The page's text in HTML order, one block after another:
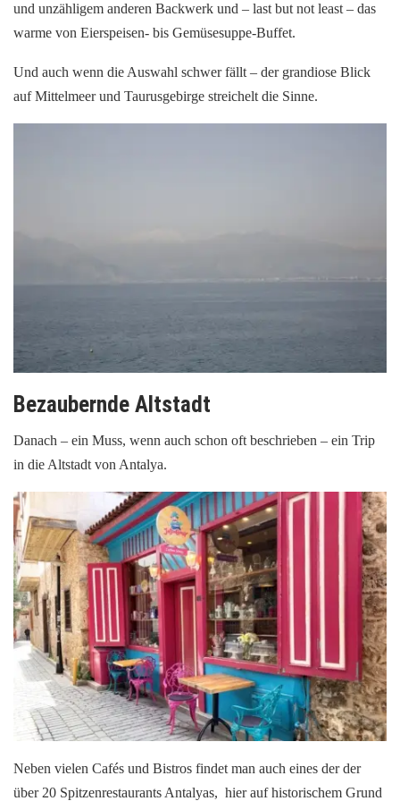
und unzähligem anderen Backwerk und – last but not least – das
warme von Eierspeisen- bis Gemüsesuppe-Buffet.
Und auch wenn die Auswahl schwer fällt – der grandiose Blick
auf Mittelmeer und Taurusgebirge streichelt die Sinne.
Bezaubernde Altstadt
Danach – ein Muss, wenn auch schon oft beschrieben – ein Trip
in die Altstadt von Antalya.
Neben vielen Cafés und Bistros findet man auch eines der der
über 20 Spitzenrestaurants Antalyas, hier auf historischem Grund